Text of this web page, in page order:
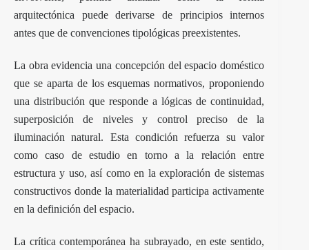
arquitectónica puede derivarse de principios internos
antes que de convenciones tipológicas preexistentes.
La obra evidencia una concepción del espacio doméstico
que se aparta de los esquemas normativos, proponiendo
una distribución que responde a lógicas de continuidad,
superposición de niveles y control preciso de la
iluminación natural. Esta condición refuerza su valor
como caso de estudio en torno a la relación entre
estructura y uso, así como en la exploración de sistemas
constructivos donde la materialidad participa activamente
en la definición del espacio.
La crítica contemporánea ha subrayado, en este sentido,